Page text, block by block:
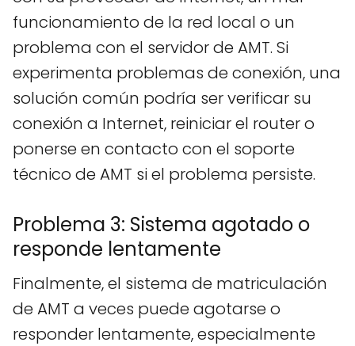
funcionamiento de la red local o un
problema con el servidor de AMT. Si
experimenta problemas de conexión, una
solución común podría ser verificar su
conexión a Internet, reiniciar el router o
ponerse en contacto con el soporte
técnico de AMT si el problema persiste.
Problema 3: Sistema agotado o
responde lentamente
Finalmente, el sistema de matriculación
de AMT a veces puede agotarse o
responder lentamente, especialmente